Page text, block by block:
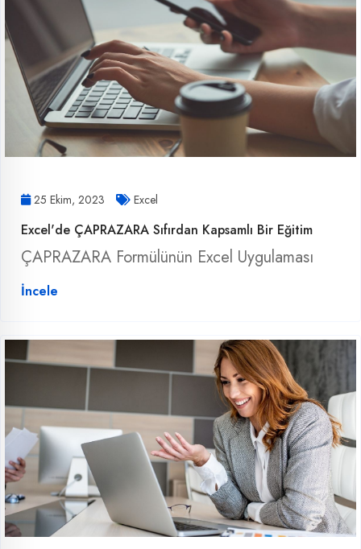
25 Ekim, 2023 Excel
Excel'de ÇAPRAZARA Sıfırdan Kapsamlı Bir Eğitim
ÇAPRAZARA Formülünün Excel Uygulaması
İncele